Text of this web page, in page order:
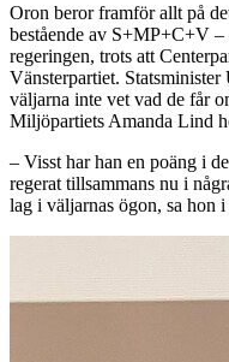
Oron beror framför allt på
bestående av S+MP+C+V
regeringen, trots att
Vänsterpartiet.
väljarna inte vet vad de får
Miljöpartiets Amanda Lind
– Visst har han en poäng i
regerat tillsammans nu i
lag i väljarnas ögon, sa hon